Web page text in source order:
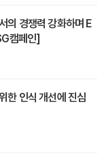
의 경쟁력 강화하며 E
캠페인]
한 인식 개선에 진심